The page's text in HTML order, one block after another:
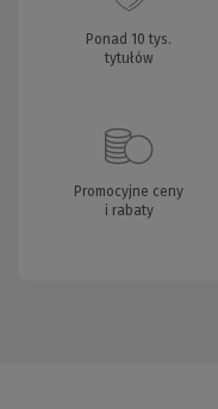
Ponad 10 tys.
tytułów
Promocyjne ceny
i rabaty